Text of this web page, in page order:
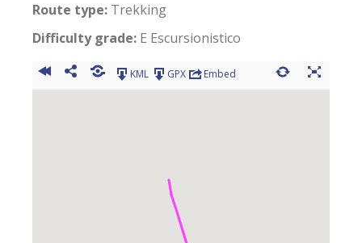
Route type: Trekking
Difficulty grade: E Escursionistico
KML GPX Embed